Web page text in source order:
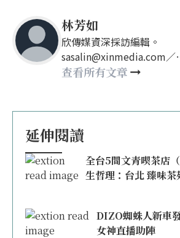
林芳如
欣傳媒資深採訪編輯。
sasalin@xinmedia.com／
happy21917@gmail.com
查看所有文章
延伸閱讀
全台5間文青喫茶店
生哲理：台北 臻味茶
DIZO蜘蛛人新車
女神直播助陣